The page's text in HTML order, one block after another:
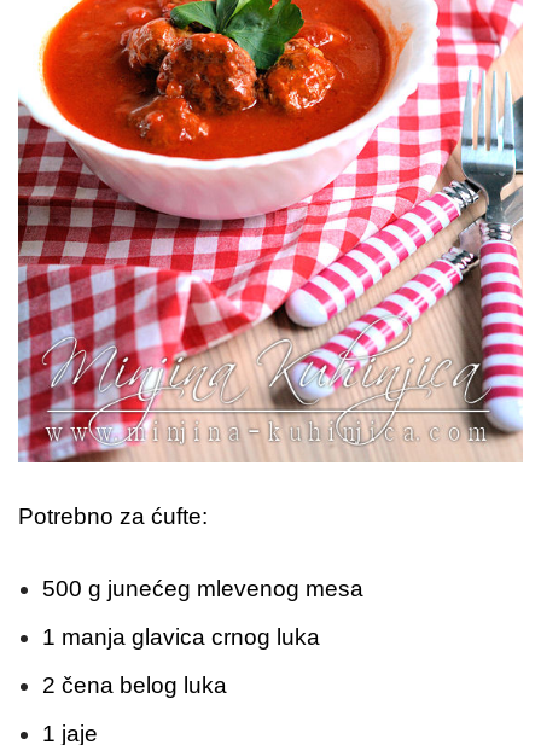
Potrebno za ćufte:
500 g junećeg mlevenog mesa
1 manja glavica crnog luka
2 čena belog luka
1 jaje